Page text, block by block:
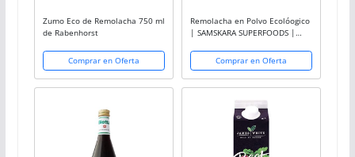
Zumo Eco de Remolacha 750 ml
de Rabenhorst
Comprar en Oferta
Remolacha en Polvo Ecolóogico
| SAMSKARA SUPERFOODS |
Powder | BIO Algae (1kg)
Comprar en Oferta